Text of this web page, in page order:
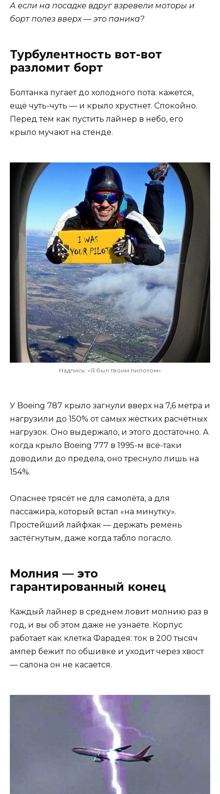
А если на посадке вдруг взревели моторы и
борт полез вверх — это паника?
Турбулентность вот-вот
разломит борт
Болтанка пугает до холодного пота: кажется,
ещё чуть-чуть — и крыло хрустнет. Спокойно.
Перед тем как пустить лайнер в небо, его
крыло мучают на стенде.
Надпись: «Я был твоим пилотом»
У Boeing 787 крыло загнули вверх на 7,6 метра и
нагрузили до 150% от самых жёстких расчётных
нагрузок. Оно выдержало, и этого достаточно. А
когда крыло Boeing 777 в 1995-м всё-таки
доводили до предела, оно треснуло лишь на
154%.
Опаснее трясёт не для самолёта, а для
пассажира, который встал «на минутку».
Простейший лайфхак — держать ремень
застёгнутым, даже когда табло погасло.
Молния — это
гарантированный конец
Каждый лайнер в среднем ловит молнию раз в
год, и вы об этом даже не узнаёте. Корпус
работает как клетка Фарадея: ток в 200 тысяч
ампер бежит по обшивке и уходит через хвост
— салона он не касается.